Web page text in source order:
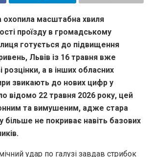
охопила масштабна хвиля
проїзду в громадському
готується до підвищення
Львів із 16 травня вже
розцінки, а в інших обласних
звикають до нових цифр у
відомо 22 травня 2026 року, цей
та вимушеним, адже стара
більше не покриває навіть базових
удар по галузі завдав стрибок